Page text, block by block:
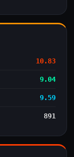
10.83
9.04
9.59
891